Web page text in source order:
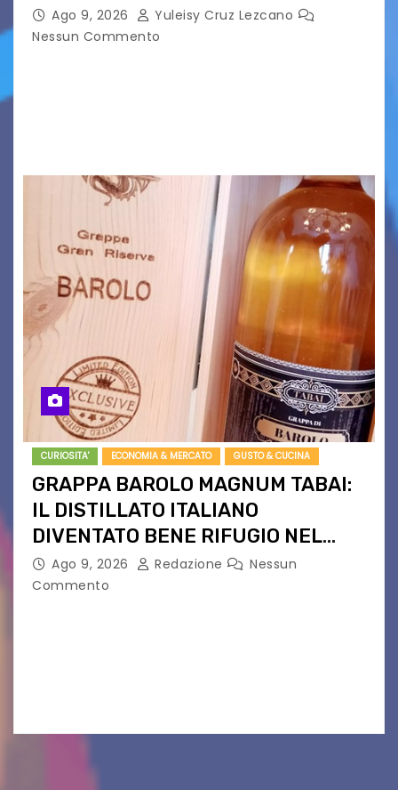
Ago 9, 2026
Yuleisy Cruz Lezcano
Nessun Commento
CURIOSITA' ECONOMIA & MERCATO GUSTO & CUCINA
GRAPPA BAROLO MAGNUM TABAI:
IL DISTILLATO ITALIANO
DIVENTATO BENE RIFUGIO NEL
NORD EUROPA
Ago 9, 2026 Redazione
Nessun
Commento